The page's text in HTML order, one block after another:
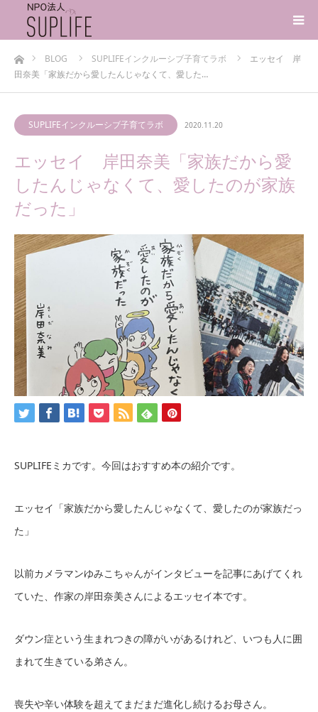
ホームBLOG SUPLIFEインクルーシブ子育てラボ
エッセイ 岸
田奈美「家族だから愛したんじゃなくて、愛した…
SUPLIFEインクルーシブ子育てラボ 2020.11.20
エッセイ 岸田奈美「家族だから愛
したんじゃなくて、愛したのが家族
だった」
SUPLIFEミカです。今回はおすすめ本の紹介です。
エッセイ「家族だから愛したんじゃなくて、愛したのが家族だっ
た」
以前カメラマンゆみこちゃんがインタビューを記事にあげてくれ
ていた、作家の岸田奈美さんによるエッセイ本です。
ダウン症という生まれつきの障がいがあるけれど、いつも人に囲
まれて生きている弟さん。
喪失や辛い体験を超えてまだまだ進化し続けるお母さん。